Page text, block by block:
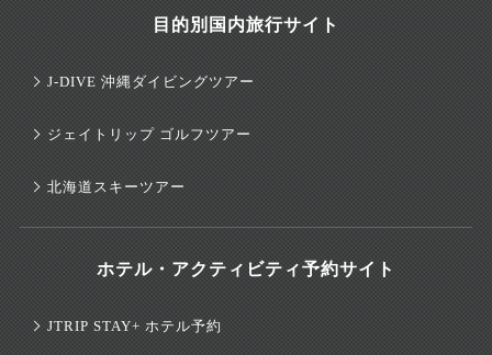
目的別国内旅行サイト
J-DIVE 沖縄ダイビングツアー
ジェイトリップ ゴルフツアー
北海道スキーツアー
ホテル・アクティビティ予約サイト
JTRIP STAY+ ホテル予約